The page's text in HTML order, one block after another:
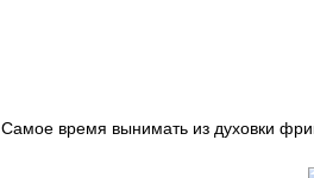
Самое время вынимать из духовки